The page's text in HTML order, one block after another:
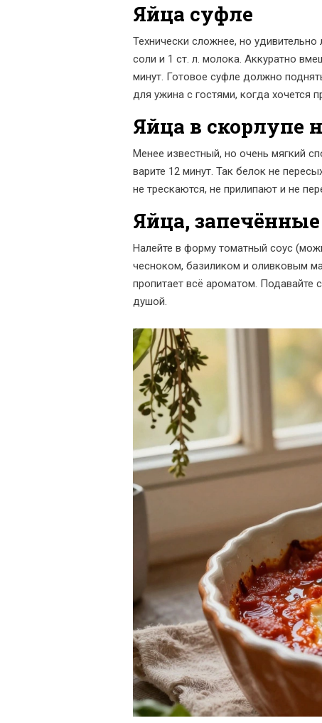
Яйца суфле
Технически сложнее, но
соли и 1 ст. л. молока. Аккуратно
минут. Готовое суфле должно
для ужина с гостями, когда хочется
Яйца в скорлупе
Менее известный, но очень мягкий
варите 12 минут. Так белок не
не трескаются, не прилипают и не
Яйца,
Налейте в форму томатный соус
чесноком, базиликом и оливковым
пропитает всё ароматом. Подавайте
душой.